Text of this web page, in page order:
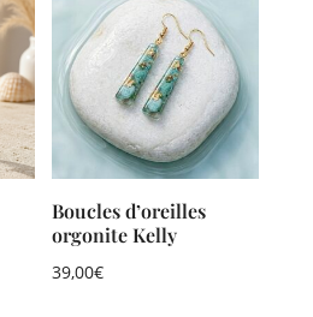
Boucles d’oreilles
orgonite Kelly
39,00€